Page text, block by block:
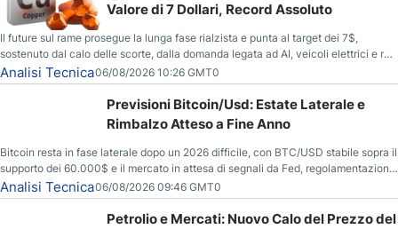
Valore di 7 Dollari, Record Assoluto
Il future sul rame prosegue la lunga fase rialzista e punta al target dei 7$,
sostenuto dal calo delle scorte, dalla domanda legata ad AI, veicoli elettrici e reti
energetiche, e dai timori di deficit produttivo dal 2028.
Analisi Tecnica06/08/2026 10:26 GMT0
Previsioni Bitcoin/Usd: Estate Laterale e
Rimbalzo Atteso a Fine Anno
Bitcoin resta in fase laterale dopo un 2026 difficile, con BTC/USD stabile sopra il
supporto dei 60.000$ e il mercato in attesa di segnali da Fed, regolamentazione
USA ed elezioni di medio termine.
Analisi Tecnica06/08/2026 09:46 GMT0
Petrolio e Mercati: Nuovo Calo del Prezzo del